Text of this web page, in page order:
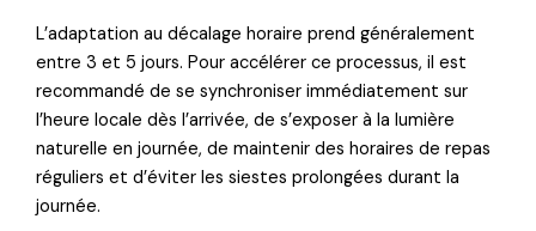
L’adaptation au décalage horaire prend généralement
entre 3 et 5 jours. Pour accélérer ce processus, il est
recommandé de se synchroniser immédiatement sur
l’heure locale dès l’arrivée, de s’exposer à la lumière
naturelle en journée, de maintenir des horaires de repas
réguliers et d’éviter les siestes prolongées durant la
journée.